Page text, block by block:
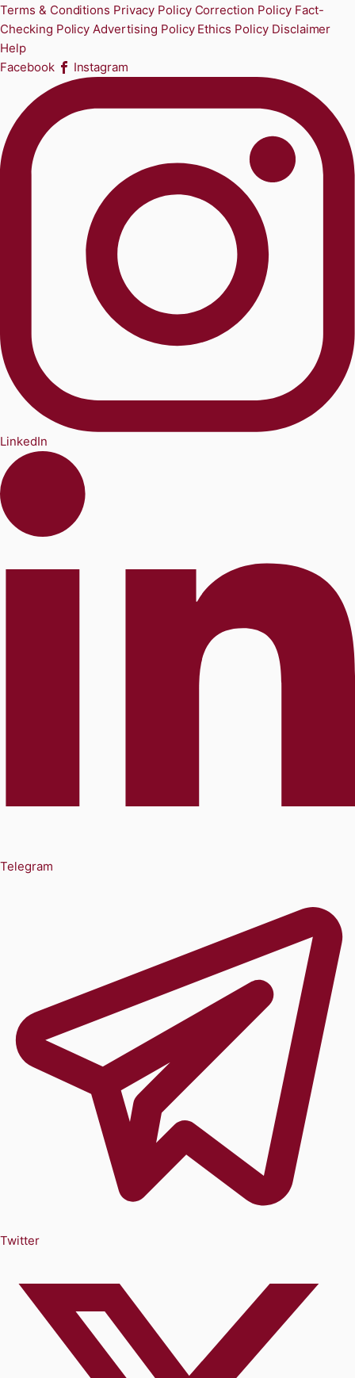
Terms & Conditions Privacy Policy Correction Policy Fact-
Checking Policy Advertising Policy Ethics Policy Disclaimer
Help
Facebook
Instagram
LinkedIn
Telegram
Twitter